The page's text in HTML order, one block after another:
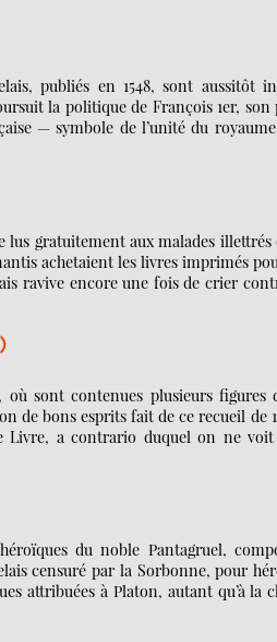
publiés en 1548, sont aussitôt
la politique de François 1er, son
— symbole de l’unité du
gratuitement aux malades illettrés
achetaient les livres imprimés
ravive encore une fois de crier
où sont contenues plusieurs
de bons esprits fait de ce recueil de
Livre, a contrario duquel on ne voit
du noble Pantagruel,
censuré par la Sorbonne, pour
attribuées à Platon, autant qu’à la